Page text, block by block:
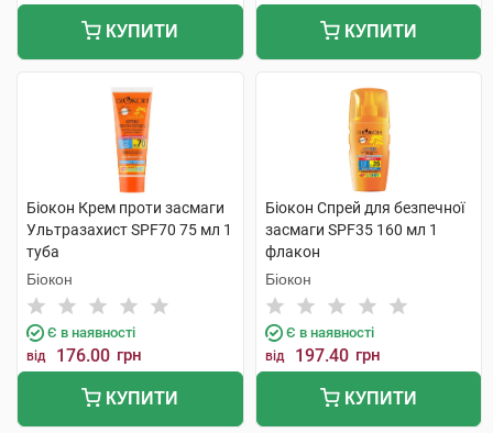
КУПИТИ КУПИТИ
Біокон Крем проти засмаги
Ультразахист SPF70 75 мл 1
туба
Біокон
Є в наявності
від 176.00 грн
КУПИТИ
Біокон Спрей для безпечної
засмаги SPF35 160 мл 1
флакон
Біокон
Є в наявності
від 197.40 грн
КУПИТИ